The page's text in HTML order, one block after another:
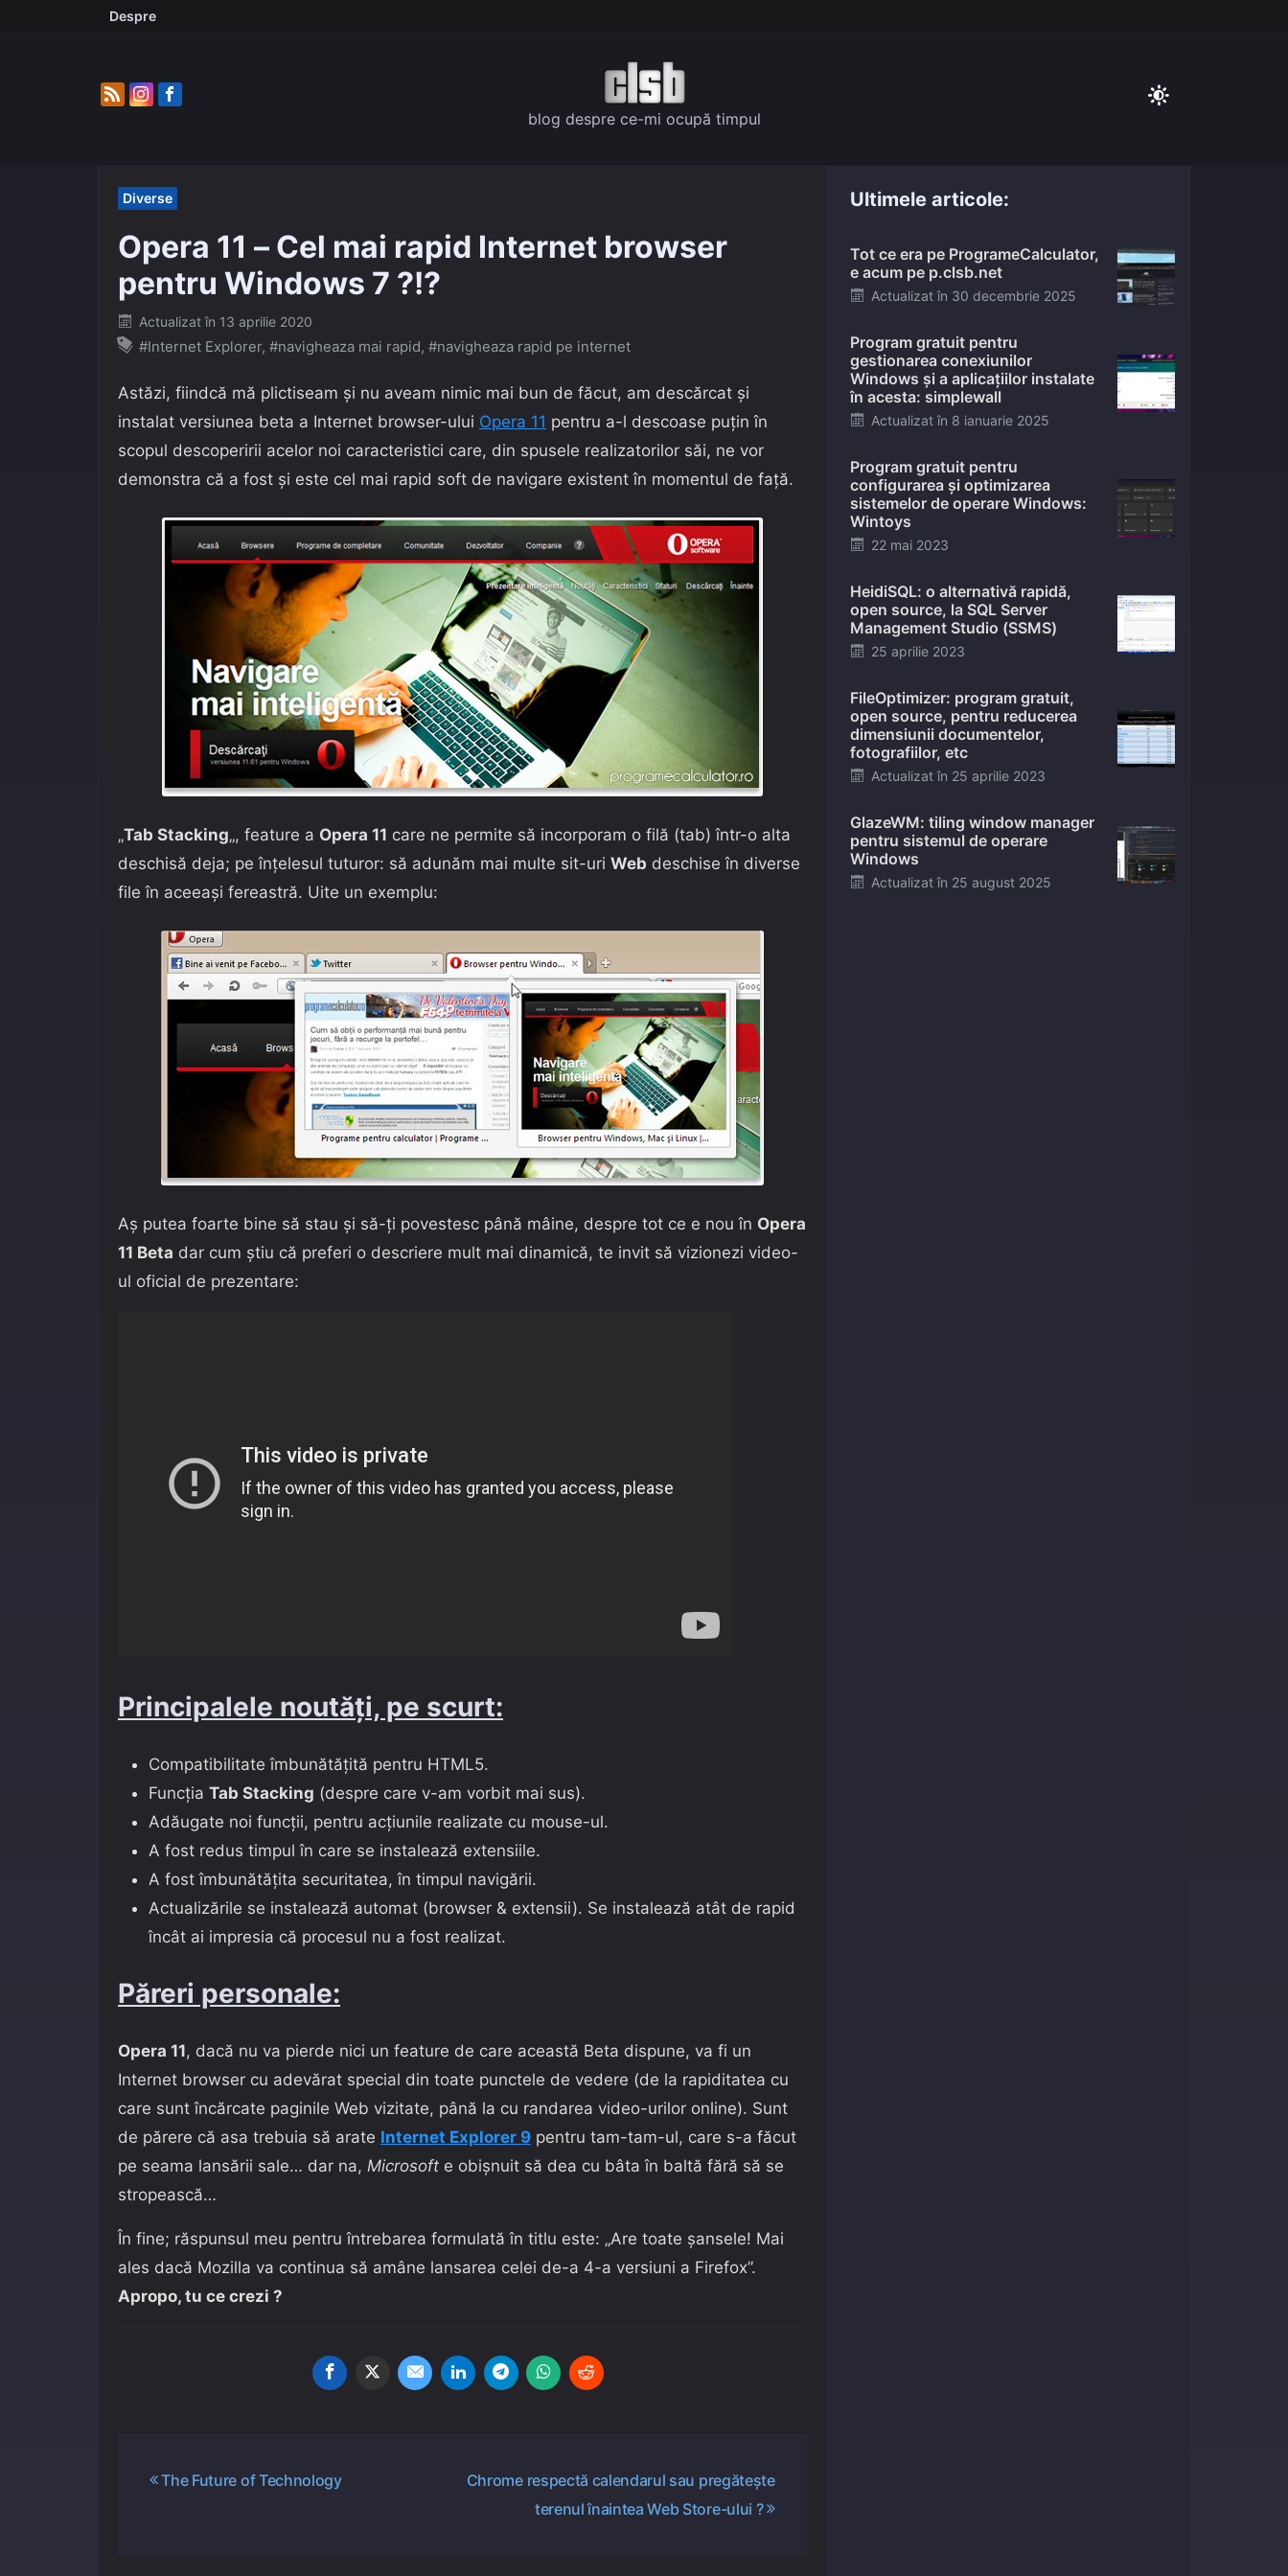
Despre
blog despre ce-mi ocupă timpul
Diverse
Opera 11 – Cel mai rapid Internet browser
pentru Windows 7 ?!?
Posted
on
Actualizat în 13 aprilie 2020
#Internet Explorer, #navigheaza mai rapid, #navigheaza rapid pe internet
Astăzi, fiindcă mă plictiseam și nu aveam nimic mai bun de făcut, am descărcat și
instalat versiunea beta a Internet browser-ului Opera 11 pentru a-l descoase puțin în
scopul descoperirii acelor noi caracteristici care, din spusele realizatorilor săi, ne vor
demonstra că a fost și este cel mai rapid soft de navigare existent în momentul de față.
„Tab Stacking„, feature a Opera 11 care ne permite să incorporam o filă (tab) într-o alta
deschisă deja; pe înțelesul tuturor: să adunăm mai multe sit-uri Web deschise în diverse
file în aceeași fereastră. Uite un exemplu:
Aș putea foarte bine să stau și să-ți povestesc până mâine, despre tot ce e nou în Opera
11 Beta dar cum știu că preferi o descriere mult mai dinamică, te invit să vizionezi video-
ul oficial de prezentare:
Principalele noutăți, pe scurt:
Compatibilitate îmbunătățită pentru HTML5.
Funcția Tab Stacking (despre care v-am vorbit mai sus).
Adăugate noi funcții, pentru acțiunile realizate cu mouse-ul.
A fost redus timpul în care se instalează extensiile.
A fost îmbunătățita securitatea, în timpul navigării.
Actualizările se instalează automat (browser & extensii). Se instalează atât de rapid
încât ai impresia că procesul nu a fost realizat.
Păreri personale:
Opera 11, dacă nu va pierde nici un feature de care această Beta dispune, va fi un
Internet browser cu adevărat special din toate punctele de vedere (de la rapiditatea cu
care sunt încărcate paginile Web vizitate, până la cu randarea video-urilor online). Sunt
de părere că asa trebuia să arate Internet Explorer 9 pentru tam-tam-ul, care s-a făcut
pe seama lansării sale… dar na, Microsoft e obișnuit să dea cu bâta în baltă fără să se
stropească…
În fine; răspunsul meu pentru întrebarea formulată în titlu este: „Are toate şansele! Mai
ales dacă Mozilla va continua să amâne lansarea celei de-a 4-a versiuni a Firefox”.
Apropo, tu ce crezi ?
Navigare
The Future of Technology
Chrome respectă calendarul sau pregătește
terenul înaintea Web Store-ului ?
Ultimele articole:
Tot ce era pe ProgrameCalculator,
e acum pe p.clsb.net
Posted
Actualizat în 30 decembrie 2025
Program gratuit pentru
gestionarea conexiunilor
Windows și a aplicațiilor instalate
în acesta: simplewall
Posted
Actualizat în 8 ianuarie 2025
Program gratuit pentru
configurarea și optimizarea
sistemelor de operare Windows:
Wintoys
Posted
22 mai 2023
HeidiSQL: o alternativă rapidă,
open source, la SQL Server
Management Studio (SSMS)
Posted
25 aprilie 2023
FileOptimizer: program gratuit,
open source, pentru reducerea
dimensiunii documentelor,
fotografiilor, etc
Posted
Actualizat în 25 aprilie 2023
GlazeWM: tiling window manager
pentru sistemul de operare
Windows
Posted
Actualizat în 25 august 2025